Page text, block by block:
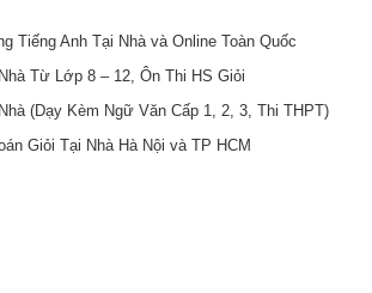
Tiếng Anh Tại Nhà và Online Toàn Quốc
Từ Lớp 8 – 12, Ôn Thi HS Giỏi
(Dạy Kèm Ngữ Văn Cấp 1, 2, 3, Thi THPT)
Giỏi Tại Nhà Hà Nội và TP HCM